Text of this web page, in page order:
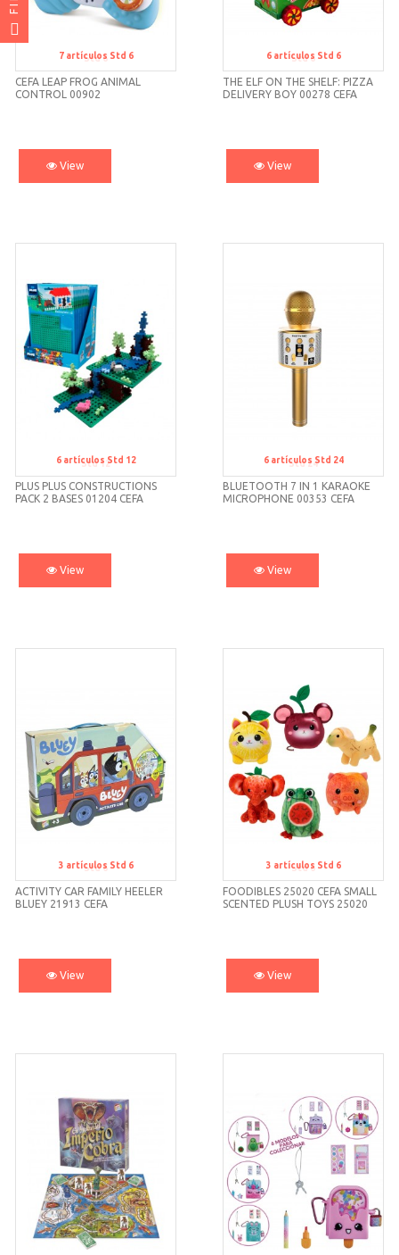
Std 6
CEFA LEAP FROG ANIMAL
CONTROL 00902
7 artículos Std 6
View
Std 6
THE ELF ON THE SHELF: PIZZA
DELIVERY BOY 00278 CEFA
6 artículos Std 6
View
Std 12
PLUS PLUS CONSTRUCTIONS
PACK 2 BASES 01204 CEFA
6 artículos Std 12
View
Std 24
BLUETOOTH 7 IN 1 KARAOKE
MICROPHONE 00353 CEFA
6 artículos Std 24
View
Std 6
ACTIVITY CAR FAMILY HEELER
BLUEY 21913 CEFA
3 artículos Std 6
View
Std 6
FOODIBLES 25020 CEFA SMALL
SCENTED PLUSH TOYS 25020
3 artículos Std 6
View